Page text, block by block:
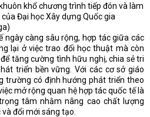
khổ chương trình tiếp đón và làm
Đại học Xây dựng Quốc gia
ngày càng sâu rộng, hợp tác giữa các
lại ở việc trao đổi học thuật mà còn
tăng cường tình hữu nghị, chia sẻ tri
triển bền vững. Với các cơ sở giáo
trường có định hướng phát triển theo
mở rộng quan hệ hợp tác quốc tế là
tâm nhằm nâng cao chất lượng
đổi mới sáng tạo.